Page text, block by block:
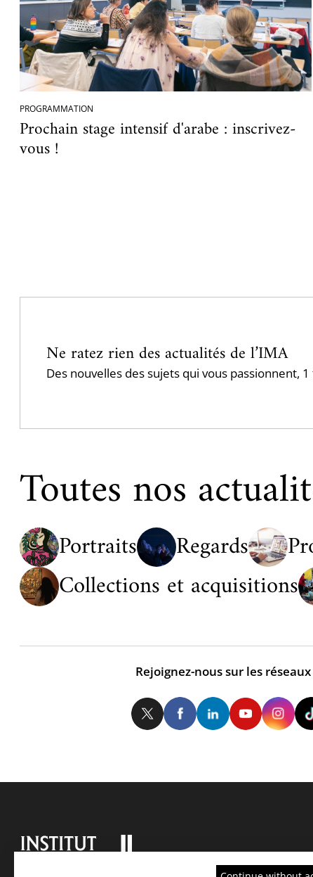
PROGRAMMATION
Prochain stage intensif d'arabe : inscrivez-
vous !
Ne ratez rien des actualités de l’IMA
Des nouvelles des sujets qui vous passionnent,
Toutes nos
Portraits Regards
Collections et acquisitions
Rejoignez-nous sur les
TwitterFacebookLinkedIn